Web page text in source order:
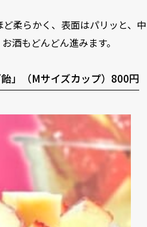
柔らかく、表面はパリッと、中
酒もどんどん進みます。
」（Mサイズカップ）800円